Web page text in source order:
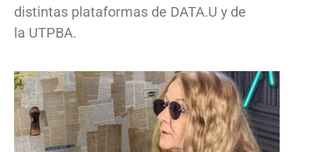
distintas plataformas de DATA.U y de
la UTPBA.